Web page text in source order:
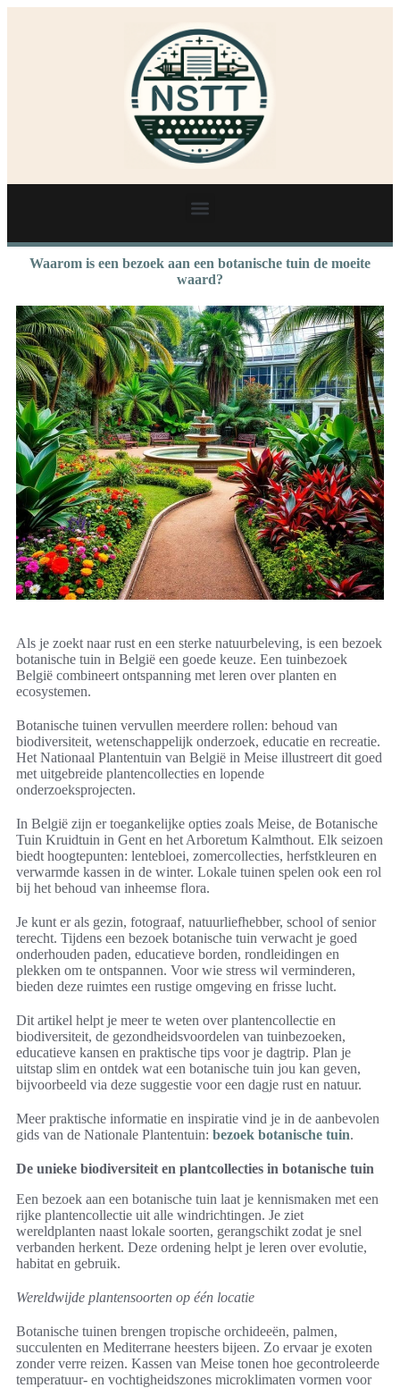
Waarom is een bezoek aan een botanische tuin de moeite
waard?
Als je zoekt naar rust en een sterke natuurbeleving, is een bezoek
botanische tuin in België een goede keuze. Een tuinbezoek
België combineert ontspanning met leren over planten en
ecosystemen.
Botanische tuinen vervullen meerdere rollen: behoud van
biodiversiteit, wetenschappelijk onderzoek, educatie en recreatie.
Het Nationaal Plantentuin van België in Meise illustreert dit goed
met uitgebreide plantencollecties en lopende
onderzoeksprojecten.
In België zijn er toegankelijke opties zoals Meise, de Botanische
Tuin Kruidtuin in Gent en het Arboretum Kalmthout. Elk seizoen
biedt hoogtepunten: lentebloei, zomercollecties, herfstkleuren en
verwarmde kassen in de winter. Lokale tuinen spelen ook een rol
bij het behoud van inheemse flora.
Je kunt er als gezin, fotograaf, natuurliefhebber, school of senior
terecht. Tijdens een bezoek botanische tuin verwacht je goed
onderhouden paden, educatieve borden, rondleidingen en
plekken om te ontspannen. Voor wie stress wil verminderen,
bieden deze ruimtes een rustige omgeving en frisse lucht.
Dit artikel helpt je meer te weten over plantencollectie en
biodiversiteit, de gezondheidsvoordelen van tuinbezoeken,
educatieve kansen en praktische tips voor je dagtrip. Plan je
uitstap slim en ontdek wat een botanische tuin jou kan geven,
bijvoorbeeld via deze suggestie voor een dagje rust en natuur.
Meer praktische informatie en inspiratie vind je in de aanbevolen
gids van de Nationale Plantentuin: bezoek botanische tuin.
De unieke biodiversiteit en plantcollecties in botanische tuin
Een bezoek aan een botanische tuin laat je kennismaken met een
rijke plantencollectie uit alle windrichtingen. Je ziet
wereldplanten naast lokale soorten, gerangschikt zodat je snel
verbanden herkent. Deze ordening helpt je leren over evolutie,
habitat en gebruik.
Wereldwijde plantensoorten op één locatie
Botanische tuinen brengen tropische orchideeën, palmen,
succulenten en Mediterrane heesters bijeen. Zo ervaar je exoten
zonder verre reizen. Kassen van Meise tonen hoe gecontroleerde
temperatuur- en vochtigheidszones microklimaten vormen voor